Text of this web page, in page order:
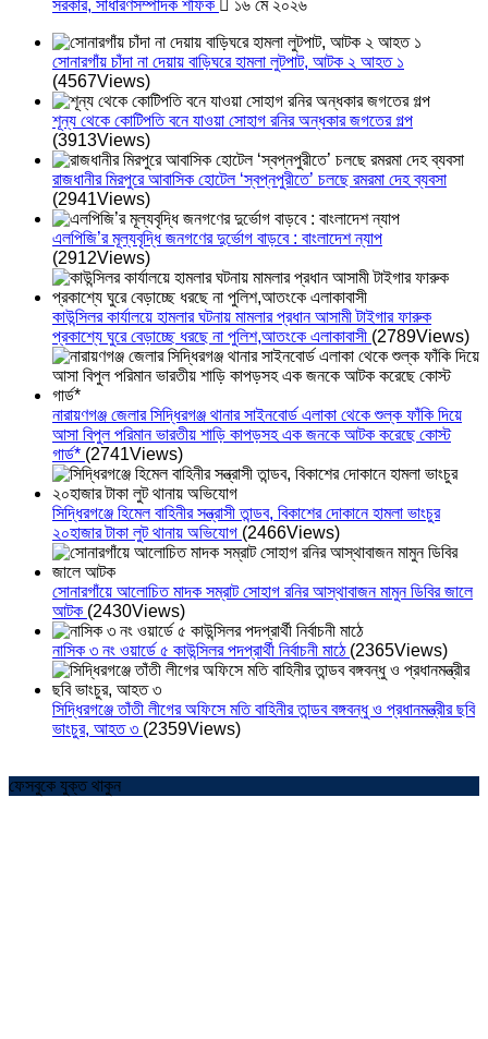
সরকার, সাধারণসম্পাদক শফিক
১৬ মে ২০২৬
সোনারগাঁয় চাঁদা না দেয়ায় বাড়িঘরে হামলা লুটপাট, আটক ২ আহত ১
(4567Views)
শূন্য থেকে কোটিপতি বনে যাওয়া সোহাগ রনির অন্ধকার জগতের গল্প
(3913Views)
রাজধানীর মিরপুরে আবাসিক হোটেল ‘স্বপ্নপুরীতে’ চলছে রমরমা দেহ ব্যবসা
(2941Views)
এলপিজি’র মূল্যবৃদ্ধি জনগণের দুর্ভোগ বাড়বে : বাংলাদেশ ন্যাপ
(2912Views)
কাউন্সিলর কার্যালয়ে হামলার ঘটনায় মামলার প্রধান আসামী টাইগার ফারুক
প্রকাশ্যে ঘুরে বেড়াচ্ছে ধরছে না পুলিশ,আতংকে এলাকাবাসী (2789Views)
নারায়ণগঞ্জ জেলার সিদ্ধিরগঞ্জ থানার সাইনবোর্ড এলাকা থেকে শুল্ক ফাঁকি দিয়ে
আসা বিপুল পরিমান ভারতীয় শাড়ি কাপড়সহ এক জনকে আটক করেছে কোস্ট
গার্ড* (2741Views)
সিদ্ধিরগঞ্জে হিমেল বাহিনীর সন্ত্রাসী তান্ডব, বিকাশের দোকানে হামলা ভাংচুর
২০হাজার টাকা লুট থানায় অভিযোগ (2466Views)
সোনারগাঁয়ে আলোচিত মাদক সম্রাট সোহাগ রনির আস্থাবাজন মামুন ডিবির জালে
আটক (2430Views)
নাসিক ৩ নং ওয়ার্ডে ৫ কাউন্সিলর পদপ্রার্থী নির্বাচনী মাঠে (2365Views)
সিদ্ধিরগঞ্জে তাঁতী লীগের অফিসে মতি বাহিনীর তান্ডব বঙ্গবন্ধু ও প্রধানমন্ত্রীর ছবি
ভাংচুর, আহত ৩ (2359Views)
ফেসবুকে যুক্ত থাকুন